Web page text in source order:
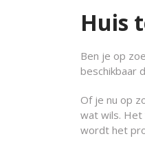
Huis
Ben je op
beschikbaar
Of je nu op
wat wils. Het
wordt het